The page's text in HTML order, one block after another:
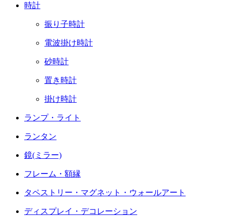
時計
振り子時計
電波掛け時計
砂時計
置き時計
掛け時計
ランプ・ライト
ランタン
鏡(ミラー)
フレーム・額縁
タペストリー・マグネット・ウォールアート
ディスプレイ・デコレーション